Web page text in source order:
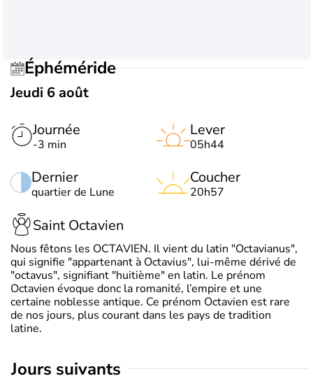
Éphéméride
Jeudi 6 août
Journée
-3 min
Dernier
quartier de Lune
Lever
05h44
Coucher
20h57
Saint Octavien
Nous fêtons les OCTAVIEN. Il vient du latin "Octavianus",
qui signifie "appartenant à Octavius", lui-même dérivé de
"octavus", signifiant "huitième" en latin. Le prénom
Octavien évoque donc la romanité, l’empire et une
certaine noblesse antique. Ce prénom Octavien est rare
de nos jours, plus courant dans les pays de tradition
latine.
jours suivants